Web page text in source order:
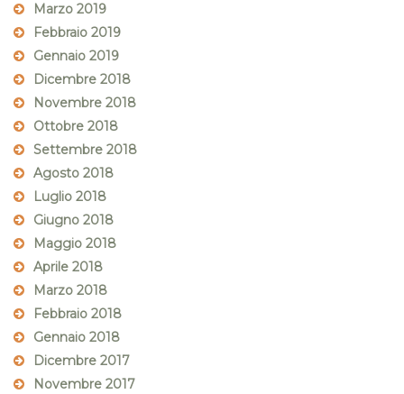
Marzo 2019
Febbraio 2019
Gennaio 2019
Dicembre 2018
Novembre 2018
Ottobre 2018
Settembre 2018
Agosto 2018
Luglio 2018
Giugno 2018
Maggio 2018
Aprile 2018
Marzo 2018
Febbraio 2018
Gennaio 2018
Dicembre 2017
Novembre 2017